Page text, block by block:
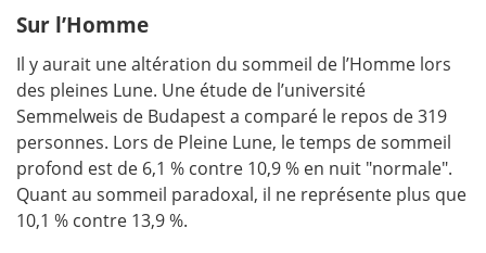
Sur l’Homme
Il y aurait une altération du sommeil de l’Homme lors
des pleines Lune. Une étude de l’université
Semmelweis de Budapest a comparé le repos de 319
personnes. Lors de Pleine Lune, le temps de sommeil
profond est de 6,1 % contre 10,9 % en nuit "normale".
Quant au sommeil paradoxal, il ne représente plus que
10,1 % contre 13,9 %.